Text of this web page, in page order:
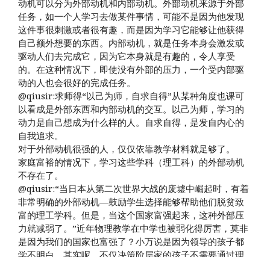
动机可以分为外部动机和内部动机。外部动机来源于外部
任务，如一个人学习去做某件事情，可能不是因为他发现
这件事很刺激或者很有趣，而是因为学习它能够让他获得
自己额外想要的东西。内部动机，就是任务本身会激发或
驱动人们去完成它，因为它本身就是有趣的，令人享受
的。在这种情况下，即使没有外部的压力，一个受内部驱
动的人也会很好的完成任务。
@qiusir:求师得“以己为师，自求自得”从某种角度也课可
以看成是外部东西和内部动机的交互。以己为师，学习的
动力是自己想成为什么样的人。自求自得，是发自内心的
自我追求。
对于外部动机很强的人，仅仅依靠教学材料就足够了。
家庭富裕的情况下，学习这些学科（理工科）的外部动机
不存在了。
@qiusir:“当日本从第二次世界大战的废墟中崛起时，有着
非常明确的外部动机—鼓励学生选择能够帮助他们脱贫致
富的理工学科。但是，当这个国家富强起来，这种外部压
力就减弱了。”近年物理教学在中学也被弱化得厉害，莫非
是因为我们的国家也富强了？小万说是因为领导的孩子都